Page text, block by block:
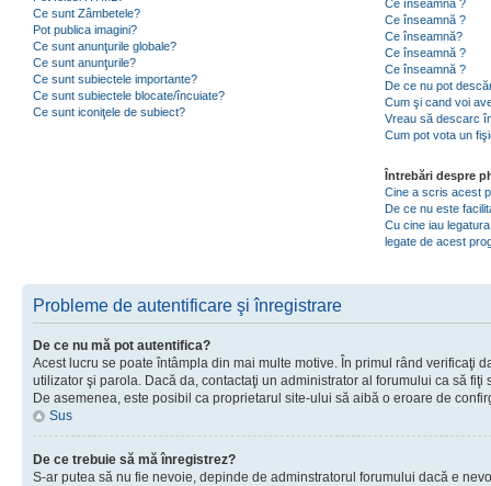
Ce sunt Zâmbetele?
Pot publica imagini?
Ce sunt anunţurile globale?
Ce sunt anunţurile?
Ce sunt subiectele importante?
Ce sunt subiectele blocate/încuiate?
Ce sunt iconiţele de subiect?
Ce înseamnă ?
Ce înseamnă ?
Ce înseamnă?
Ce înseamnă ?
Ce înseamnă ?
De ce nu pot
Cum şi cand voi
Vreau să descarc
Cum pot vota un
Întrebări despre
Cine a scris acest
De ce nu este
Cu cine iau
legate de acest
Probleme de autentificare şi înregistrare
De ce nu mă pot autentifica?
Acest lucru se poate întâmpla din mai multe motive. În primul rând verificaţi
utilizator şi parola. Dacă da, contactaţi un administrator al forumului ca să fiţi
De asemenea, este posibil ca proprietarul site-ului să aibă o eroare de
Sus
De ce trebuie să mă înregistrez?
S-ar putea să nu fie nevoie, depinde de adminstratorul forumului dacă e